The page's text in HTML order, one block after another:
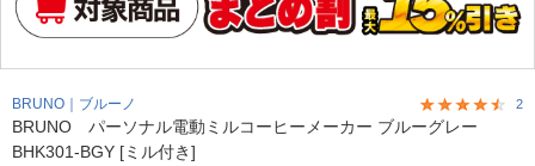
BRUNO｜ブルーノ 2
BRUNO パーソナル電動ミルコーヒーメーカー ブルーグレー
BHK301-BGY [ミル付き]